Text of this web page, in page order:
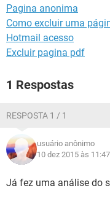
Pagina anonima
Como excluir uma
Hotmail acesso
Excluir pagina pdf
1 Respostas
RESPOSTA 1 / 1
usuário anônimo
10 dez 2015 às 11:47
Já fez uma análise do